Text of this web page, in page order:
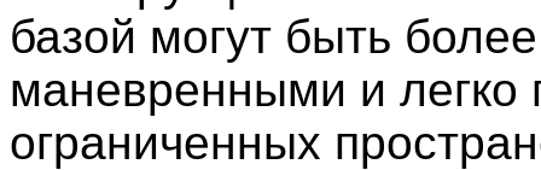
базой могут быть более
маневренными и легко
ограниченных